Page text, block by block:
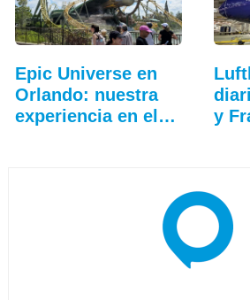
Epic Universe en
Orlando: nuestra
experiencia en el…
y